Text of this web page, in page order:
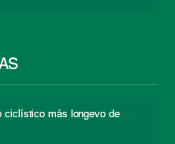
ciclístico más longevo de